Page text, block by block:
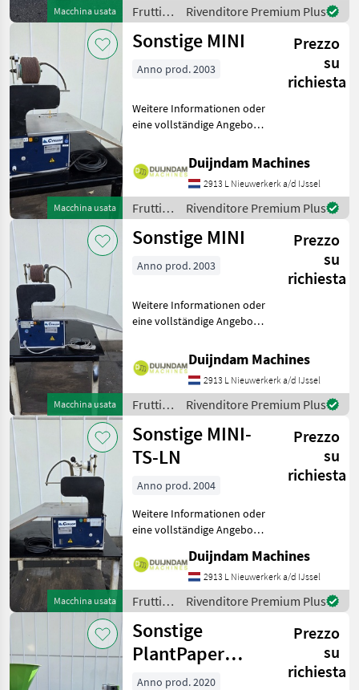
Macchina usata
Website! Sie können uns
auch anruf
Frutticoltura
/
Sonstige
Rivenditore Premium Plus
Macchina usata
Sonstige MINI
Prezzo
su
richiesta
Anno prod. 2003
Weitere Informationen oder
eine vollständige Angebot?
schnell an auf unsere
Duijndam Machines
Website! Sie können uns
auch anrufen.Alle zu
Duijndam Machines
2913 L Nieuwerkerk a/d IJssel
Frutticoltura
/
Sonstige
Rivenditore Premium Plus
Macchina usata
Sonstige MINI
Prezzo
su
richiesta
Anno prod. 2003
Weitere Informationen oder
eine vollständige Angebot?
schnell an auf unsere
Duijndam Machines
Website! Sie können uns
auch anrufen.Alle zu
Duijndam Machines
2913 L Nieuwerkerk a/d IJssel
Frutticoltura
/
Sonstige
Rivenditore Premium Plus
Macchina usata
Sonstige MINI-
TS-LN
Prezzo
su
richiesta
Anno prod. 2004
Weitere Informationen oder
eine vollständige Angebot?
schnell an auf unsere
Duijndam Machines
Website! Sie können uns
auch anrufen.Alle zu
Duijndam Machines
2913 L Nieuwerkerk a/d IJssel
Frutticoltura
/
Sonstige
Rivenditore Premium Plus
Sonstige
PlantPaper
Semi-Automatic
Prezzo
su
richiesta
Anno prod. 2020